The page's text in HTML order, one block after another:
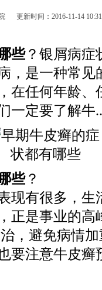
更新时间：2016-11-14
些？银屑病症
，是一种常见
在任何年龄、
一定要了解牛
些？
有很多，生
正是事业的高
，避免病情
要注意牛皮癣